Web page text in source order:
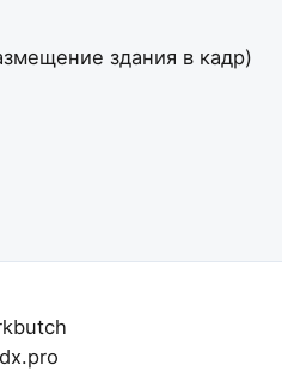
здания в кадр)